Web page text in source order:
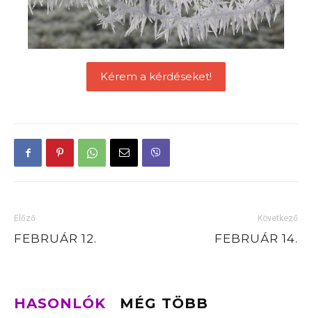
Kérem a kérdéseket!
Előző
FEBRUÁR 12.
Következő
FEBRUÁR 14.
HASONLÓK MÉG TÖBB